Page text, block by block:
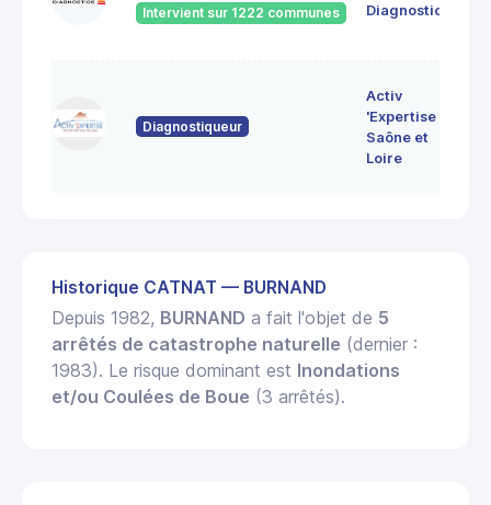
Intervient sur 1222 communes
Diagnostics
Diagnostiqueur
Activ
'Expertise
Saône et
Loire
Historique CATNAT — BURNAND
Depuis 1982, BURNAND a fait l'objet de 5
arrêtés de catastrophe naturelle (dernier :
1983). Le risque dominant est Inondations
et/ou Coulées de Boue (3 arrêtés).